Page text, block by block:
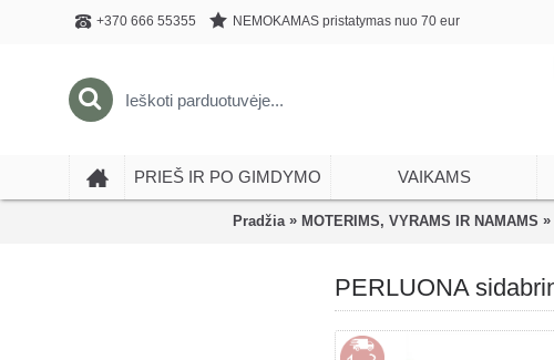
+370 666 55355 NEMOKAMAS pristatymas nuo 70 eur
PRIEŠ IR PO GIMDYMO VAIKAMS
Pradžia » MOTERIMS, VYRAMS IR NAMAMS »
PERLUONA